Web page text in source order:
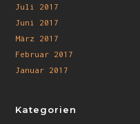
Juli 2017
Juni 2017
März 2017
Februar 2017
Januar 2017
Kategorien